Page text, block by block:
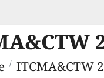
ITCMA&CTW